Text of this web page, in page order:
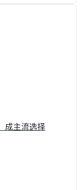
成主流选择